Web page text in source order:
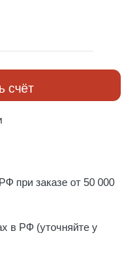
счёт
при заказе от 50 000
в РФ (уточняйте у